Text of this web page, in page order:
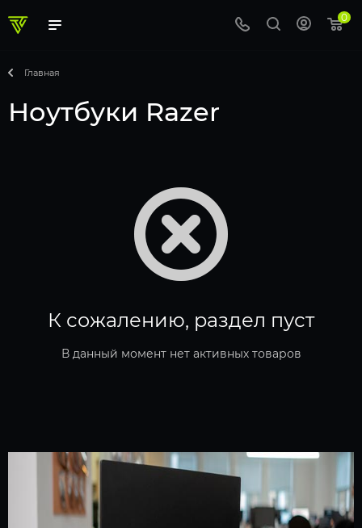
0
Главная
Ноутбуки Razer
К сожалению, раздел пуст
В данный момент нет активных товаров